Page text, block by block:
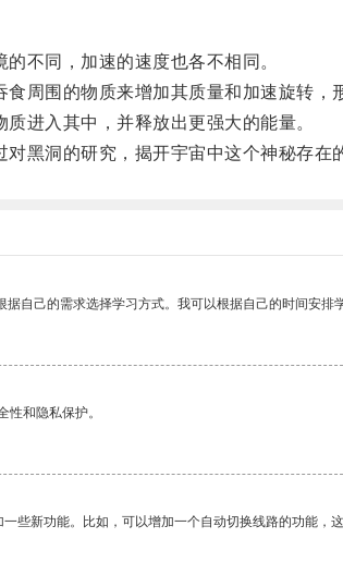
不同，加速的速度也各不相同。
围的物质来增加其质量和加速旋转，
进入其中，并释放出更强大的能量。
洞的研究，揭开宇宙中这个神秘存在
自己的需求选择学习方式。我可以根据自己的时间安排
性和隐私保护。
些新功能。比如，可以增加一个自动切换线路的功能，